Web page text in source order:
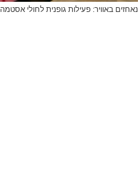
נאחזים באוויר: פעילות גופנית לחולי אסטמה